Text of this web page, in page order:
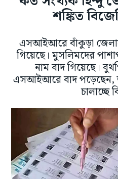
শঙ্কিত
এসআইআরে বাঁকুড়া
গিয়েছে। মুসলিমদের
নাম বাদ গিয়েছে।
এসআইআরে বাদ পড়েছেন,
চালাচ্ছে